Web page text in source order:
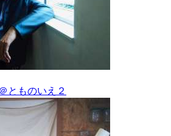
とものいえ２